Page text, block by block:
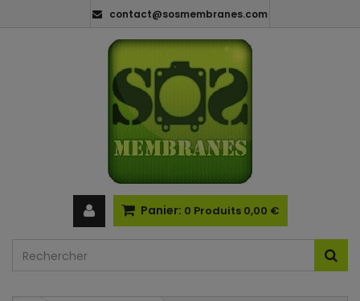
contact@sosmembranes.com
Panier: 0 Produits 0,00 €